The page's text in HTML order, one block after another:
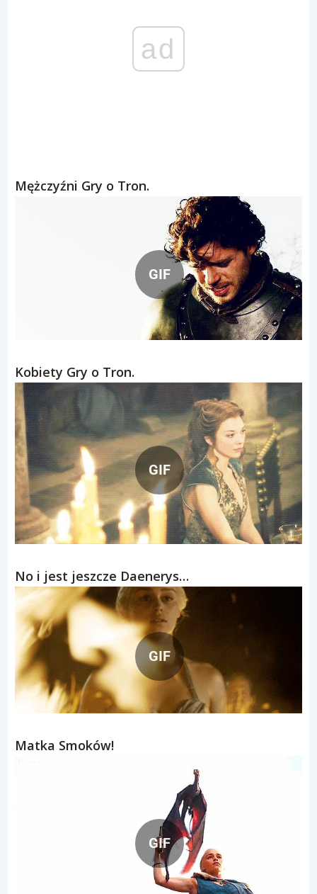
ad
Mężczyźni Gry o Tron.
GIF
Kobiety Gry o Tron.
GIF
No i jest jeszcze Daenerys…
GIF
Matka Smoków!
GIF